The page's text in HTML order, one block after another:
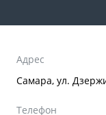
Адрес
Самара, ул.
Телефон